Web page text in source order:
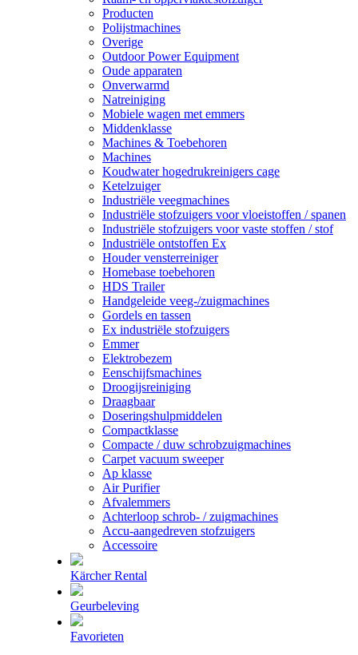
Producten
Polijstmachines
Overige
Outdoor Power Equipment
Oude apparaten
Onverwarmd
Natreiniging
Mobiele wagen met emmers
Middenklasse
Machines & Toebehoren
Machines
Koudwater hogedrukreinigers cage
Ketelzuiger
Industriële veegmachines
Industriële stofzuigers voor vloeistoffen / spanen
Industriële stofzuigers voor vaste stoffen / stof
Industriële ontstoffen Ex
Houder vensterreiniger
Homebase toebehoren
HDS Trailer
Handgeleide veeg-/zuigmachines
Gordels en tassen
Ex industriële stofzuigers
Emmer
Elektrobezem
Eenschijfsmachines
Droogijsreiniging
Draagbaar
Doseringshulpmiddelen
Compactklasse
Compacte / duw schrobzuigmachines
Carpet vacuum sweeper
Ap klasse
Air Purifier
Afvalemmers
Achterloop schrob- / zuigmachines
Accu-aangedreven stofzuigers
Accessoire
Kärcher Rental
Geurbeleving
Favorieten